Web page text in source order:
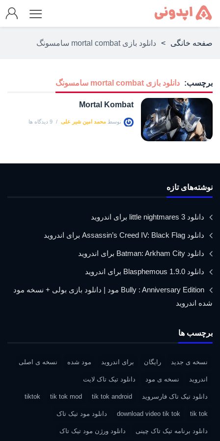
صفحه خانگی > دانلود بازی mortal combat سامسونگ
برچسب: دانلود بازی mortal combat سامسونگ
Mortal Kombat
توسط محمد امین شیر علی 9 دیدگاه ها
نوشته‌های تازه
دانلود little nightmares 3 برای اندروید
دانلود Assassin’s Creed IV: Black Flag برای اندروید
دانلود Batman: Arkham City برای اندروید
دانلود Blasphemous 1.9.0 برای اندروید
Bully : Anniversary Edition مود | دانلود بازی بولی + نسخه مود
شده اندروید
برچسب ها
نسخه ی جدید رایگان برای اندروید مود شده نسخه ی اصلی
اندروید نسخه ی مود دانلود تیک تاک لایت
دانلود تیک تاک فارسروید tik tok android
tik tok mod
tiktok
tik tok
download video tik tok دانلود مود تیک تاک
دانلود برنامه تیک تاک چینی دانلود ورژن مود تیک تاک